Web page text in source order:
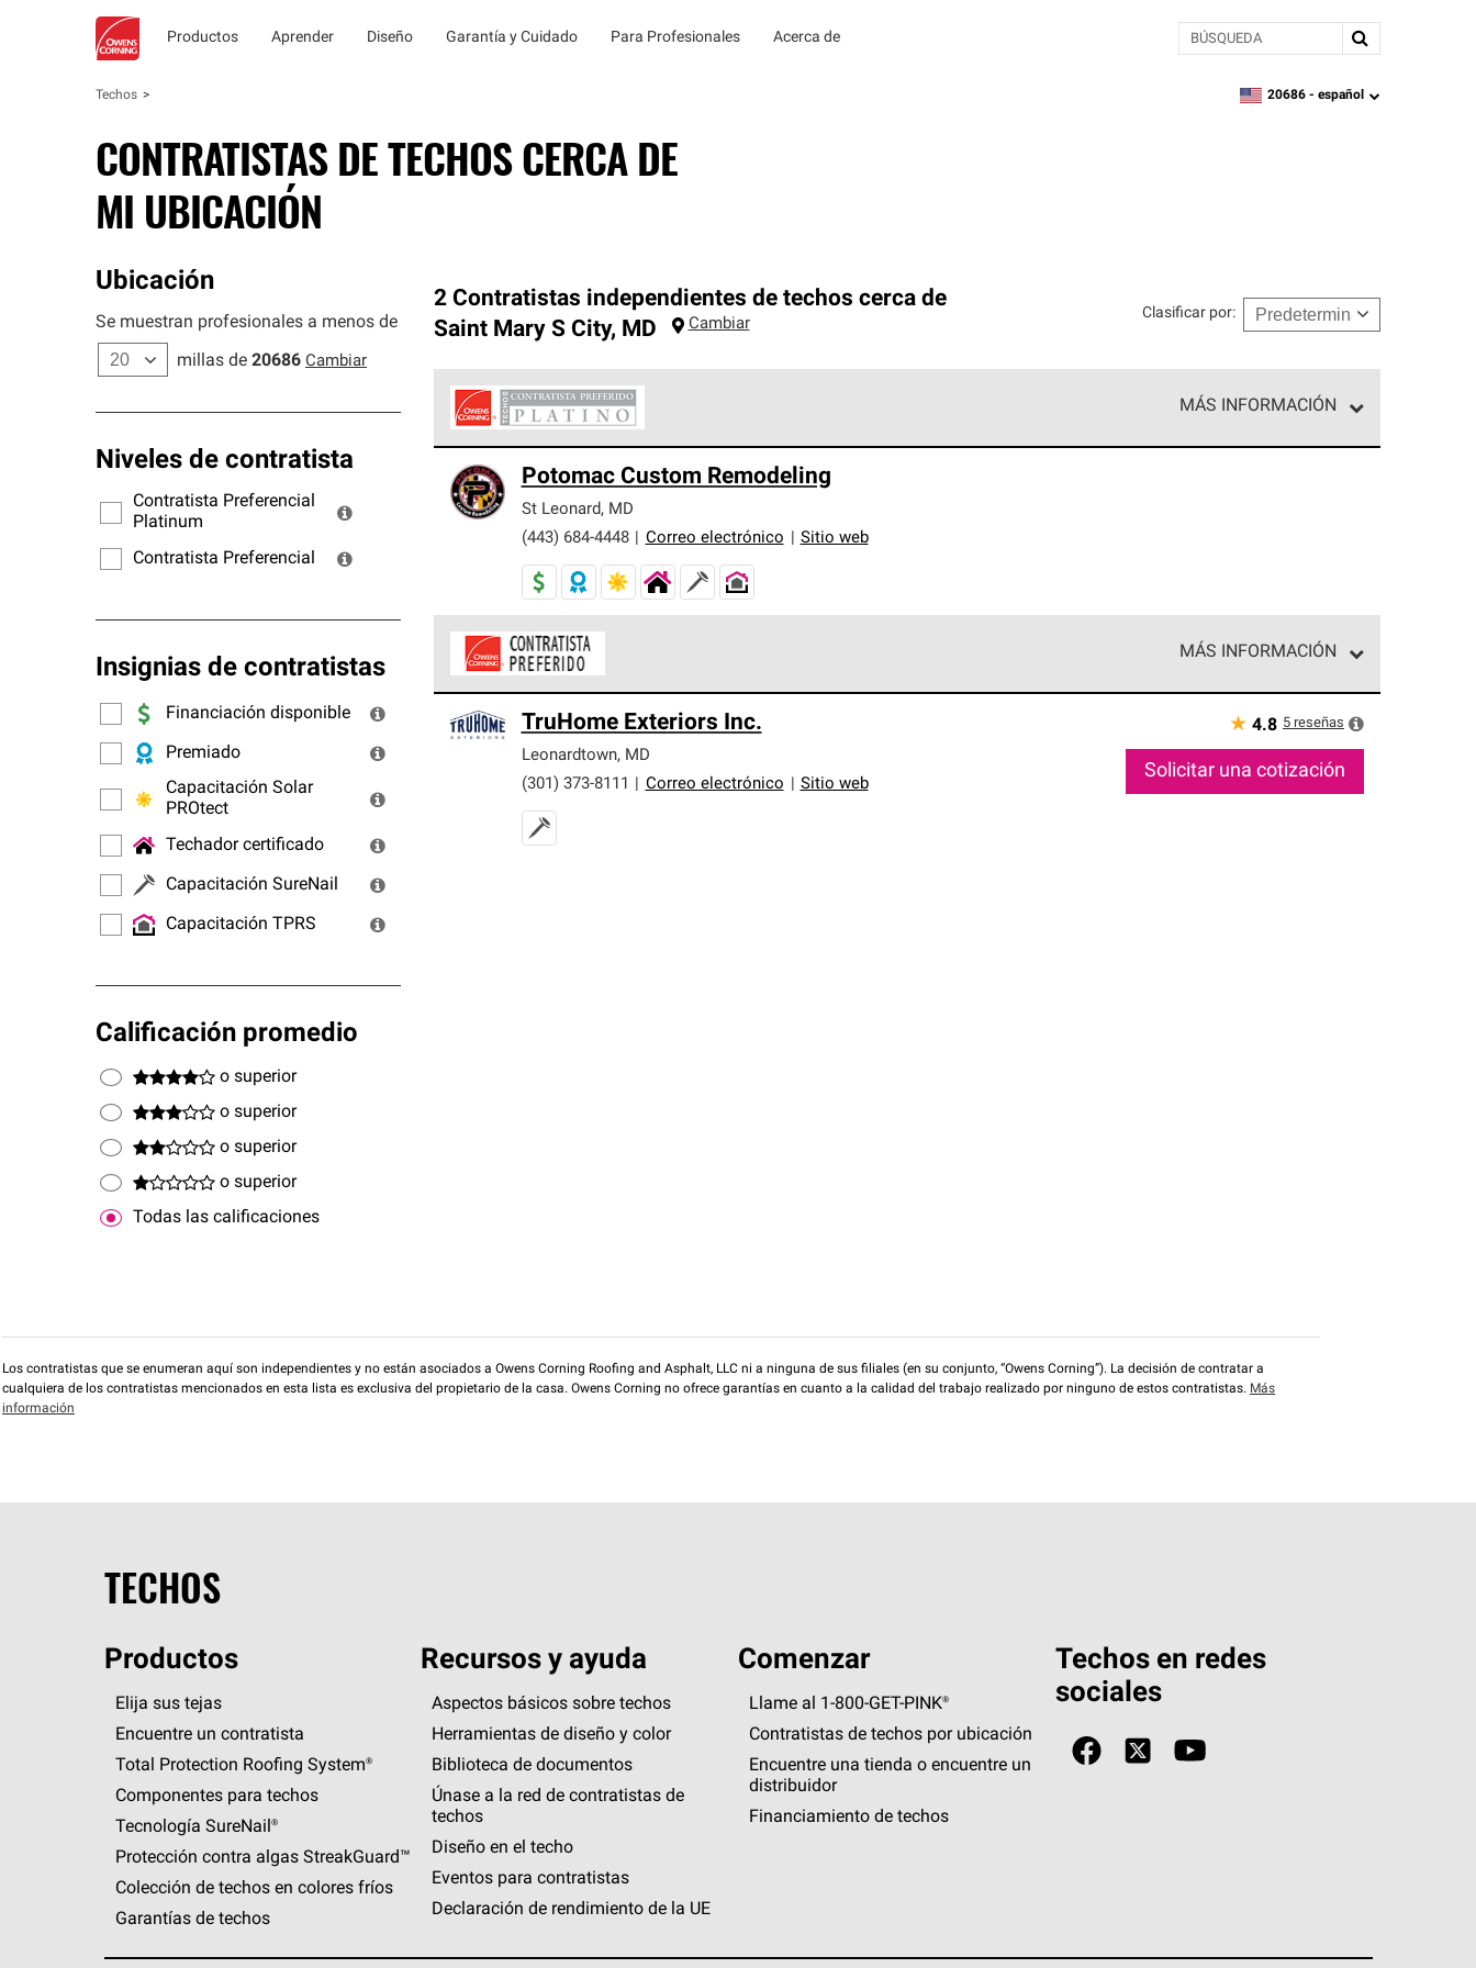
Productos Aprender Diseño Garantía y Cuidado Para Profesionales Acerca de BÚSQUEDA
Techos zipcode,language
20686 - español
CONTRATISTAS DE TECHOS CERCA DE
MI UBICACIÓN
Ubicación
Se muestran profesionales a menos de
millas de 20686 Cambiar
Niveles de contratista
Contratista Preferencial
Platinum
Contratista Preferencial
Insignias de contratistas
Financiación disponible
Premiado
Capacitación Solar
PROtect
Techador certificado
Capacitación SureNail
Capacitación TPRS
Calificación promedio
o superior
o superior
o superior
o superior
Todas las calificaciones
2 Contratistas independientes de techos cerca de
Saint Mary S City, MD Cambiar
Clasificar por:
MÁS INFORMACIÓN
cumplen con estándares estrictos de profesionalismo, confiabilidad y destreza incomparable. Solo ellos pueden
ofrecer nuestra mejor garantía de sistemas de techos.
Potomac Custom Remodeling
St Leonard , MD
(443) 684-4448
Correo electrónico Sitio web
MÁS INFORMACIÓN
cumplen con altos estándares y requisitos estrictos de profesionalismo y confiabilidad.
TruHome Exteriors Inc.
Leonardtown, MD
(301) 373-8111
Correo electrónico Sitio web
★ 4.8 5 reseñas
Solicitar una cotización
Los contratistas que se enumeran aquí son independientes y no están asociados a Owens Corning Roofing and Asphalt, LLC ni a ninguna de sus filiales (en su conjunto, “Owens Corning”). La decisión de contratar a
cualquiera de los contratistas mencionados en esta lista es exclusiva del propietario de la casa. Owens Corning no ofrece garantías en cuanto a la calidad del trabajo realizado por ninguno de estos contratistas. Más
información
TECHOS
Productos
Elija sus tejas
Encuentre un contratista
Total Protection Roofing System®
Componentes para techos
Tecnología SureNail®
Protección contra algas StreakGuard™
Colección de techos en colores fríos
Garantías de techos
Recursos y ayuda
Aspectos básicos sobre techos
Herramientas de diseño y color
Biblioteca de documentos
Únase a la red de contratistas de
techos
Diseño en el techo
Eventos para contratistas
Declaración de rendimiento de la UE
Comenzar
Llame al 1-800-GET -PINK®
Contratistas de techos por ubicación
Encuentre una tienda o encuentre un
distribuidor
Financiamiento de techos
Techos en redes
sociales